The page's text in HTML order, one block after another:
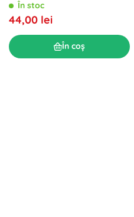
interschimbabile 19 cm
În stoc
44,00 lei
În coș